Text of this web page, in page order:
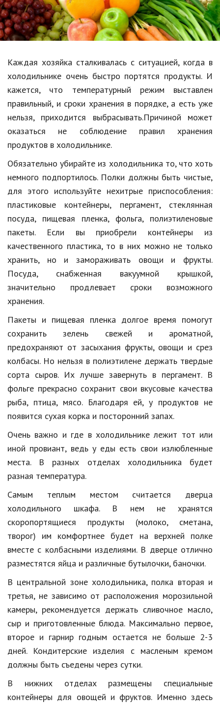
Образование
В мире
Авто, мото
Спорт
Знаменитости
Статьи
Обзоры
Рецепты
Красота и здоровье
Hi-Tech. Интернет
Авто, мото
Дом и сад
Недвижимость
Спорт и фитнес
Психология и отношения
Творчество и рукоделие
Разное
Работа и бизнес
Животные
Еда и напитки
Праздники и подарки
Кинематограф
Домашние животные
Семья и дети
Строительство
Культура и общество
Мода и стиль
Бизнес
Хобби и развлечения
Финансы
Юриспруденция
Образование
Каждая хозяйка сталкивалась с ситуацией, когда в
холодильнике очень быстро портятся продукты. И
кажется, что температурный режим выставлен
правильный, и сроки хранения в порядке, а есть уже
нельзя, приходится выбрасывать.Причиной может
оказаться не соблюдение правил хранения
продуктов в холодильнике.
Обязательно убирайте из холодильника то, что хоть
немного подпортилось. Полки должны быть чистые,
для этого используйте нехитрые приспособления:
пластиковые контейнеры, пергамент, стеклянная
посуда, пищевая пленка, фольга, полиэтиленовые
пакеты. Если вы приобрели контейнеры из
качественного пластика, то в них можно не только
хранить, но и замораживать овощи и фрукты.
Посуда, снабженная вакуумной крышкой,
значительно продлевает сроки возможного
хранения.
Пакеты и пищевая пленка долгое время помогут
сохранить зелень свежей и ароматной,
предохраняют от засыхания фрукты, овощи и срез
колбасы. Но нельзя в полиэтилене держать твердые
сорта сыров. Их лучше завернуть в пергамент. В
фольге прекрасно сохранит свои вкусовые качества
рыба, птица, мясо. Благодаря ей, у продуктов не
появится сухая корка и посторонний запах.
Очень важно и где в холодильнике лежит тот или
иной провиант, ведь у еды есть свои излюбленные
места. В разных отделах холодильника будет
разная температура.
Самым теплым местом считается дверца
холодильного шкафа. В нем не хранятся
скоропортящиеся продукты (молоко, сметана,
творог) им комфортнее будет на верхней полке
вместе с колбасными изделиями. В дверце отлично
разместятся яйца и различные бутылочки, баночки.
В центральной зоне холодильника, полка вторая и
третья, не зависимо от расположения морозильной
камеры, рекомендуется держать сливочное масло,
сыр и приготовленные блюда. Максимально первое,
второе и гарнир годным остается не больше 2-3
дней. Кондитерские изделия с масленым кремом
должны быть съедены через сутки.
В нижних отделах размещены специальные
контейнеры для овощей и фруктов. Именно здесь